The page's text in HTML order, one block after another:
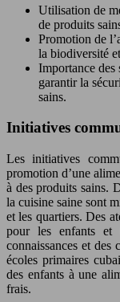
Utilisation de
de produits
Promotion de
la biodiversité
Importance des
garantir la
sains.
Initiatives
Les initiatives
promotion d’une
à des produits sains.
la cuisine saine sont
et les quartiers. Des
pour les enfants et
connaissances et des
écoles primaires
des enfants à une
frais.